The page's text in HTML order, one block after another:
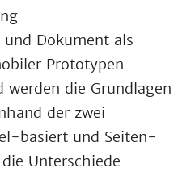
Dokument als
Prototypen
die Grundlagen
der zwei
basiert und Seiten-
Unterschiede